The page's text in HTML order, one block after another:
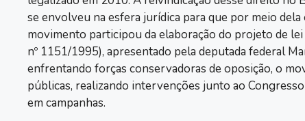
se envolveu na esfera jurídica para que por meio
movimento participou da elaboração do projeto de
nº 1151/1995), apresentado pela deputada federal
enfrentando forças conservadoras de oposição, o
públicas, realizando intervenções junto ao
em campanhas.